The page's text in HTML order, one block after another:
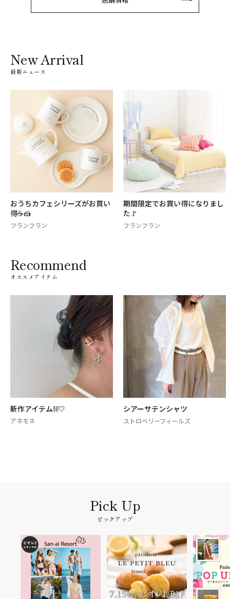
New Arrival
最新ニュース
おうちカフェシリーズがお買い
得☕️🍰
フランフラン
期間限定でお買い得になりまし
た🚩
フランフラン
Recommend
オススメアイテム
新作アイテム⛓🤍
アネモネ
シアーサテンシャツ
ストロベリーフィールズ
ピックアップ